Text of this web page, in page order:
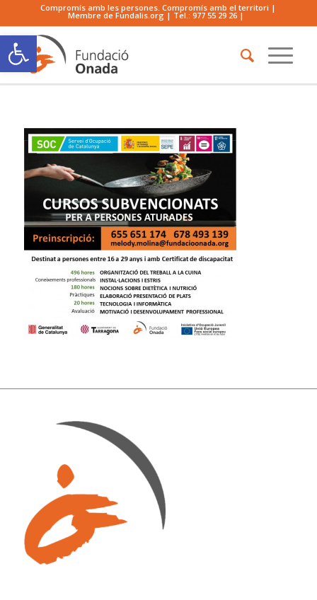
Obre la barra d'eines
Compromís amb les persones. Compromís amb el territori |
Membre de Fundalis.org | Tel.:977 55 29 26 |